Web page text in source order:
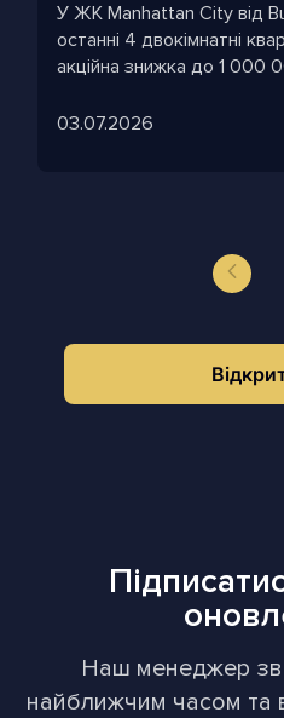
У ЖК Manhattan City від
останні 4 двокімнатні
акційна знижка до 1 000
03.07.2026
Наш менеджер
найближчим часом та